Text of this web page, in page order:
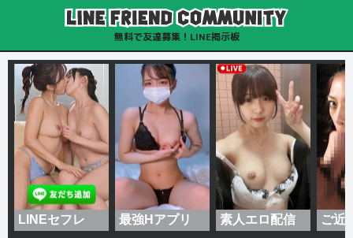
無料で友達募集！LINE掲示板
LINEセフレ 最強Hアプリ 素人エロ配信 ご近